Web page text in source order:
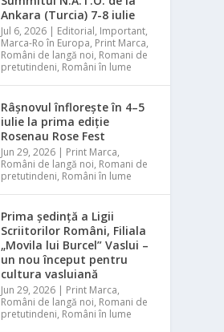
Ankara (Turcia) 7-8 iulie
Jul 6, 2026 | Editorial, Important,
Marca-Ro în Europa, Print Marca,
Români de langă noi, Romani de
pretutindeni, Români în lume
Râșnovul înflorește în 4–5
iulie la prima ediție
Rosenau Rose Fest
Jun 29, 2026 | Print Marca,
Români de langă noi, Romani de
pretutindeni, Români în lume
Prima ședință a Ligii
Scriitorilor Români, Filiala
„Movila lui Burcel” Vaslui –
un nou început pentru
cultura vasluiană
Jun 29, 2026 | Print Marca,
Români de langă noi, Romani de
pretutindeni, Români în lume